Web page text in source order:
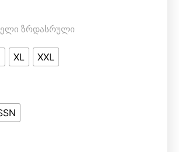
ზრდასრული
XL XXL